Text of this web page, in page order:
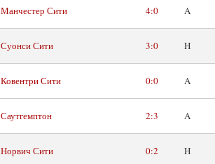
Манчестер Сити 4:0 A
Суонси Сити 3:0 H
Ковентри Сити 0:0 A
Саутгемптон 2:3 A
Норвич Сити 0:2 H